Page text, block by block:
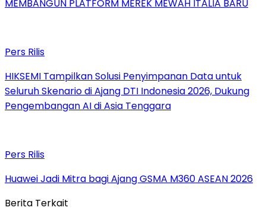
MEMBANGUN PLATFORM MEREK MEWAH ITALIA BARU
Pers Rilis
HIKSEMI Tampilkan Solusi Penyimpanan Data untuk
Seluruh Skenario di Ajang DTI Indonesia 2026, Dukung
Pengembangan AI di Asia Tenggara
Pers Rilis
Huawei Jadi Mitra bagi Ajang GSMA M360 ASEAN 2026
Berita Terkait